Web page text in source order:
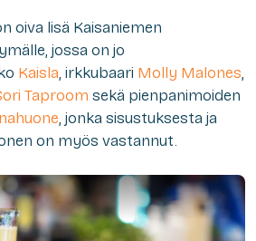
oiva lisä Kaisaniemen
jossa on jo
Kaisla, irkkubaari Molly Malones,
Taproom sekä pienpanimoiden
, jonka sisustuksesta ja
on myös vastannut.